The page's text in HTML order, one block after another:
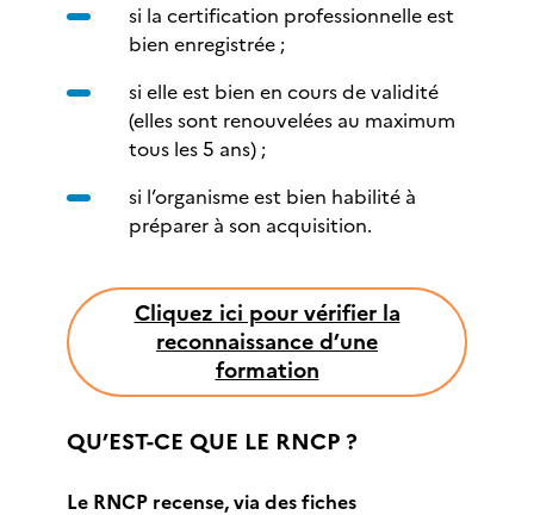
si la certification professionnelle est
bien enregistrée ;
si elle est bien en cours de validité
(elles sont renouvelées au maximum
tous les 5 ans) ;
si l’organisme est bien habilité à
préparer à son acquisition.
Cliquez ici pour vérifier la
reconnaissance d’une
formation
QU’EST-CE QUE LE RNCP ?
Le RNCP recense, via des fiches